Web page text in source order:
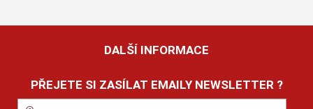
DALŠÍ INFORMACE
PŘEJETE SI ZASÍLAT EMAILY NEWSLETTER ?